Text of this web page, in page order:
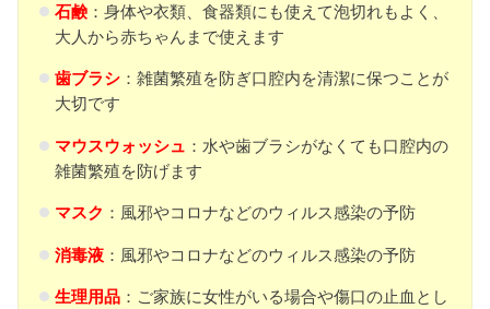
石鹸：身体や衣類、食器類にも使えて泡切れもよく、
大人から赤ちゃんまで使えます
歯ブラシ：雑菌繁殖を防ぎ口腔内を清潔に保つことが
大切です
マウスウォッシュ ：水や歯ブラシがなくても口腔内の
雑菌繁殖を防げます
マスク ：風邪やコロナなどのウィルス感染の予防
消毒液：風邪やコロナなどのウィルス感染の予防
生理用品：ご家族に女性がいる場合や傷口の止血とし